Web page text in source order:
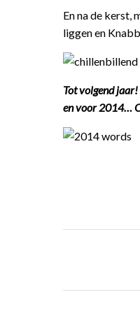
En na de kerst,
liggen en
Tot volgend
en voor 2014…